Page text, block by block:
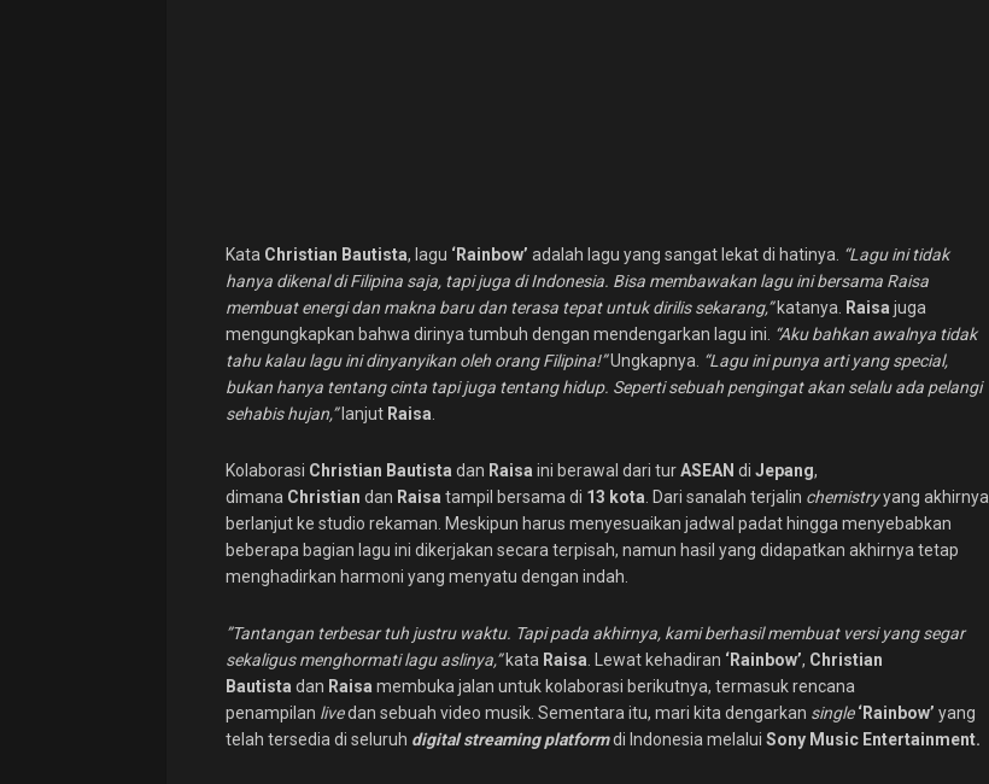
Kata Christian Bautista, lagu ‘Rainbow’ adalah lagu yang sangat lekat di hatinya. “Lagu ini tidak
hanya dikenal di Filipina saja, tapi juga di Indonesia. Bisa membawakan lagu ini bersama Raisa
membuat energi dan makna baru dan terasa tepat untuk dirilis sekarang,”katanya. Raisa juga
mengungkapkan bahwa dirinya tumbuh dengan mendengarkan lagu ini. “Aku bahkan awalnya tidak
tahu kalau lagu ini dinyanyikan oleh orang Filipina!”Ungkapnya. “Lagu ini punya arti yang special,
bukan hanya tentang cinta tapi juga tentang hidup. Seperti sebuah pengingat akan selalu ada pelangi
sehabis hujan,”lanjut Raisa
Kolaborasi Christian Bautista dan Raisa ini berawal dari turASEAN di Jepang,
dimana Christian dan Raisa tampil bersama di 13 kota . Dari sanalah terjalin chemistryyang akhirnya
berlanjut ke studio rekaman. Meskipun harus menyesuaikan jadwal padat hingga menyebabkan
beberapa bagian lagu ini dikerjakan secara terpisah, namun hasil yang didapatkan akhirnya tetap
menghadirkan harmoni yang menyatu dengan indah.
”Tantangan terbesar tuh justru waktu. Tapi pada akhirnya, kami berhasil membuat versi yang segar
sekaligus menghormati lagu aslinya,”kata Raisa . Lewat kehadiran ‘Rainbow’, Christian
Bautista dan Raisa membuka jalan untuk kolaborasi berikutnya, termasuk rencana
penampilan livedan sebuah video musik. Sementara itu, mari kita dengarkan single ‘Rainbow’ yang
telah tersedia di seluruh digital streaming platformdi Indonesia melalui Sony Music Entertainment.